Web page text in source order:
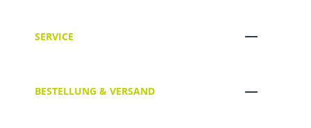
SERVICE
BESTELLUNG & VERSAND